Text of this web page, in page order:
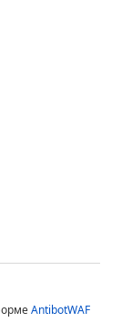
AntibotWAF